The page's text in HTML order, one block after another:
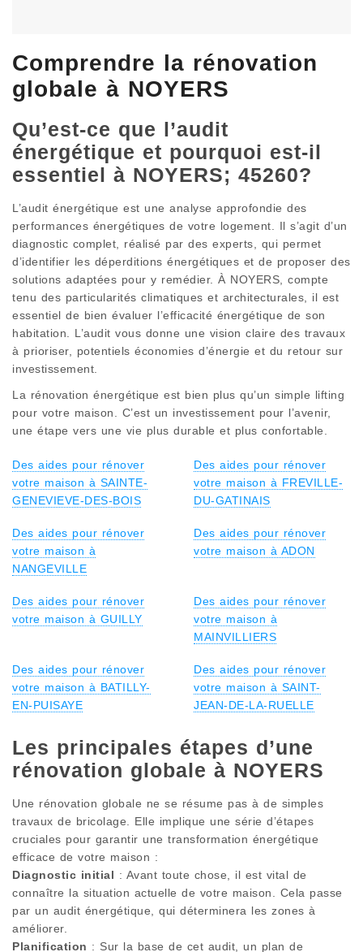
Comprendre la rénovation
globale à NOYERS
Qu’est-ce que l’audit
énergétique et pourquoi est-il
essentiel à NOYERS; 45260?
L’audit énergétique est une analyse approfondie des
performances énergétiques de votre logement. Il s’agit d’un
diagnostic complet, réalisé par des experts, qui permet
d’identifier les déperditions énergétiques et de proposer des
solutions adaptées pour y remédier. À NOYERS, compte
tenu des particularités climatiques et architecturales, il est
essentiel de bien évaluer l’efficacité énergétique de son
habitation. L’audit vous donne une vision claire des travaux
à prioriser, potentiels économies d’énergie et du retour sur
investissement.
La rénovation énergétique est bien plus qu’un simple lifting
pour votre maison. C’est un investissement pour l’avenir,
une étape vers une vie plus durable et plus confortable.
Des aides pour rénover
votre maison à SAINTE-
GENEVIEVE-DES-BOIS
Des aides pour rénover
votre maison à FREVILLE-
DU-GATINAIS
Des aides pour rénover
votre maison à
NANGEVILLE
Des aides pour rénover
votre maison à ADON
Des aides pour rénover
votre maison à GUILLY
Des aides pour rénover
votre maison à
MAINVILLIERS
Des aides pour rénover
votre maison à BATILLY-
EN-PUISAYE
Des aides pour rénover
votre maison à SAINT-
JEAN-DE-LA-RUELLE
Les principales étapes d’une
rénovation globale à NOYERS
Une rénovation globale ne se résume pas à de simples
travaux de bricolage. Elle implique une série d’étapes
cruciales pour garantir une transformation énergétique
efficace de votre maison :
Diagnostic initial : Avant toute chose, il est vital de
connaître la situation actuelle de votre maison. Cela passe
par un audit énergétique, qui déterminera les zones à
améliorer.
Planification : Sur la base de cet audit, un plan de